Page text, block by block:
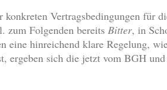
Vertragsbedingungen für
zum Folgenden bereits Bitter, in
eine hinreichend klare Regelung,
ergeben sich die jetzt vom BGH